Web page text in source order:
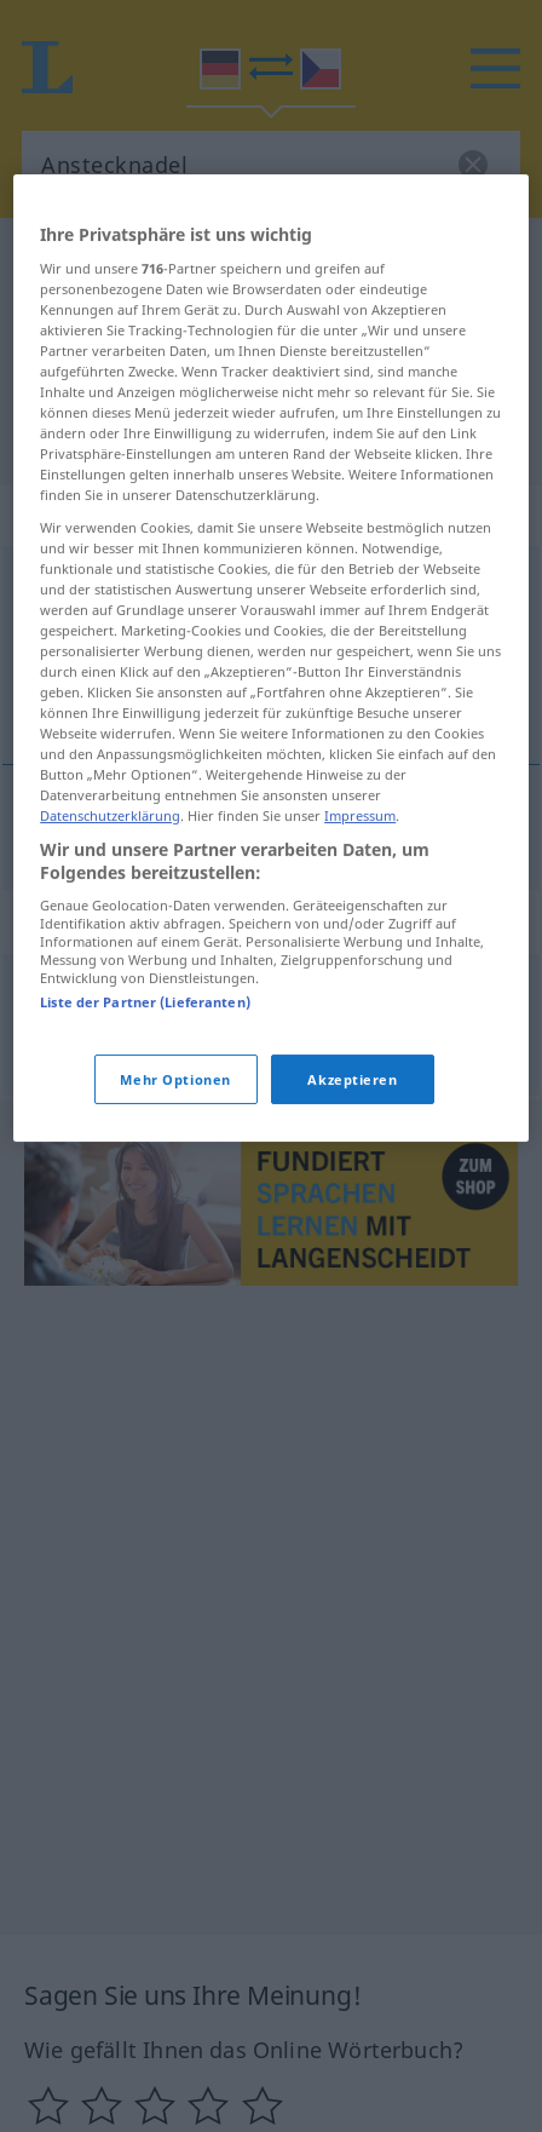
Deutsch-Tschechisch Übersetzung
für "Anstecknadel"
"Anstecknadel" Tschechisch
Übersetzung
„Anstecknadel“ : feminin
Anstecknadelf
Übersicht aller Übersetzungen
(Für mehr Details die Übersetzung anklicken/antippen)
špendlík
Anstecknadel
Synonyme für "Anstecknadel"
Brosche (Hauptform)
© OpenThesaurus.de
Sagen Sie uns Ihre Meinung!
Wie gefällt Ihnen das Online Wörterbuch?
Ihre Privatsphäre ist uns wichtig
Wir und unsere716-Partner speichern und greifen auf
personenbezogene Daten wie Browserdaten oder eindeutige
Kennungen auf Ihrem Gerät zu. Durch Auswahl von Akzeptieren
aktivieren Sie Tracking-Technologien für die unter „Wir und unsere
Partner verarbeiten Daten, um Ihnen Dienste bereitzustellen“
aufgeführten Zwecke. Wenn Tracker deaktiviert sind, sind manche
Inhalte und Anzeigen möglicherweise nicht mehr so relevant für Sie. Sie
können dieses Menü jederzeit wieder aufrufen, um Ihre Einstellungen zu
ändern oder Ihre Einwilligung zu widerrufen, indem Sie auf den Link
Privatsphäre-Einstellungen am unteren Rand der Webseite klicken. Ihre
Einstellungen gelten innerhalb unseres Website. Weitere Informationen
finden Sie in unserer Datenschutzerklärung.
Wir verwenden Cookies, damit Sie unsere Webseite bestmöglich nutzen
und wir besser mit Ihnen kommunizieren können. Notwendige,
funktionale und statistische Cookies, die für den Betrieb der Webseite
und der statistischen Auswertung unserer Webseite erforderlich sind,
werden auf Grundlage unserer Vorauswahl immer auf Ihrem Endgerät
gespeichert. Marketing-Cookies und Cookies, die der Bereitstellung
personalisierter Werbung dienen, werden nur gespeichert, wenn Sie uns
durch einen Klick auf den „Akzeptieren“-Button Ihr Einverständnis
geben. Klicken Sie ansonsten auf „Fortfahren ohne Akzeptieren“. Sie
können Ihre Einwilligung jederzeit für zukünftige Besuche unserer
Webseite widerrufen. Wenn Sie weitere Informationen zu den Cookies
und den Anpassungsmöglichkeiten möchten, klicken Sie einfach auf den
Button „Mehr Optionen“. Weitergehende Hinweise zu der
Datenverarbeitung entnehmen Sie ansonsten unserer
Datenschutzerklärung. Hier finden Sie unserImpressum.
Wir und unsere Partner verarbeiten Daten, um
Folgendes bereitzustellen:
Genaue Geolocation-Daten verwenden. Geräteeigenschaften zur
Identifikation aktiv abfragen. Speichern von und/oder Zugriff auf
Informationen auf einem Gerät. Personalisierte Werbung und Inhalte,
Messung von Werbung und Inhalten, Zielgruppenforschung und
Entwicklung von Dienstleistungen.
Liste der Partner (Lieferanten)
Mehr Optionen Akzeptieren